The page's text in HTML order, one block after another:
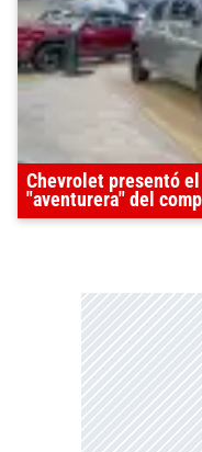
Chevrolet presentó
"aventurera" del